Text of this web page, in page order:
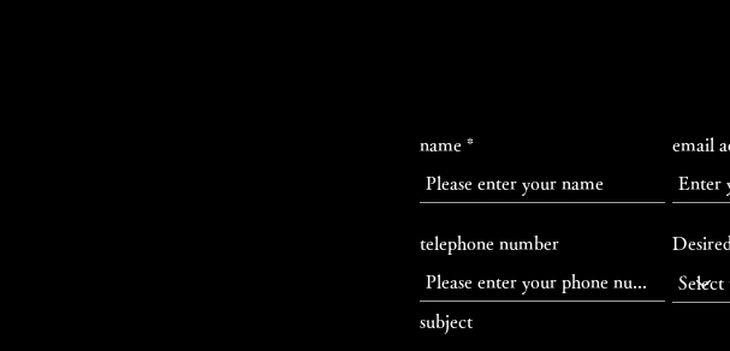
name email
telephone number
subject